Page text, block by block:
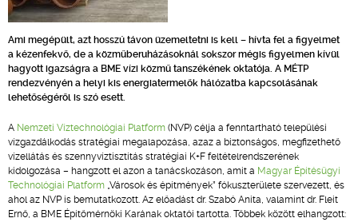
Ami megépült, azt hosszú távon üzemeltetni is kell – hívta fel a figyelmet
a kézenfekvő, de a közműberuházásoknál sokszor mégis figyelmen kívül
hagyott igazságra a BME vízi közmű tanszékének oktatója. A MÉTP
rendezvényén a helyi kis energiatermelők hálózatba kapcsolásának
lehetőségéről is szó esett.
A Nemzeti Víztechnológiai Platform (NVP) célja a fenntartható települési
vízgazdálkodás stratégiai megalapozása, azaz a biztonságos, megfizethető
vízellátás és szennyvíztisztítás stratégiai K+F feltételrendszerének
kidolgozása – hangzott el azon a tanácskozáson, amit a Magyar Építésügyi
Technológiai Platform „Városok és építmények” fókuszterülete szervezett, és
ahol az NVP is bemutatkozott. Az előadást dr. Szabó Anita, valamint dr. Fleit
Ernő, a BME Építőmérnöki Karának oktatói tartotta. Többek között elhangzott: